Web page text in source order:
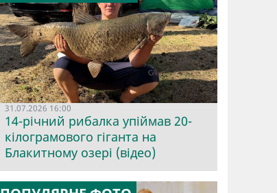
31.07.2026 16:00
14-річний рибалка упіймав 20-
кілограмового гіганта на
Блакитному озері (відео)